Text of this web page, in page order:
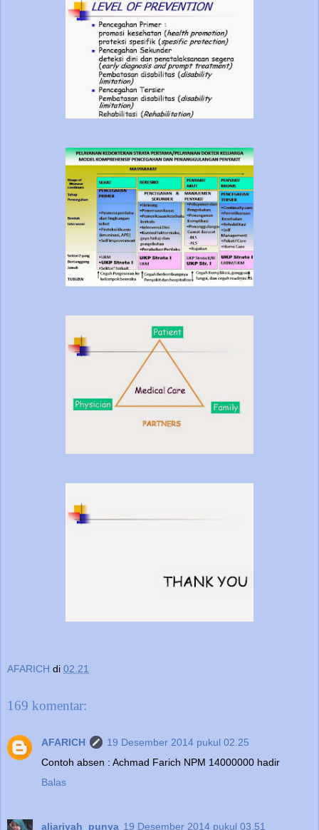
AFARICH di 02.21
169 komentar:
AFARICH
19 Desember 2014 pukul 02.25
Contoh absen : Achmad Farich NPM 14000000 hadir
Balas
aljariyah_punya 19 Desember 2014 pukul 03.51